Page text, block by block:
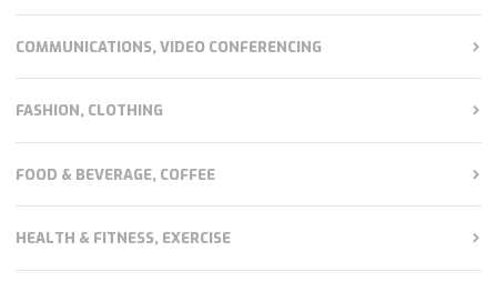
COMMUNICATIONS, VIDEO CONFERENCING
FASHION, CLOTHING
FOOD & BEVERAGE, COFFEE
HEALTH & FITNESS, EXERCISE